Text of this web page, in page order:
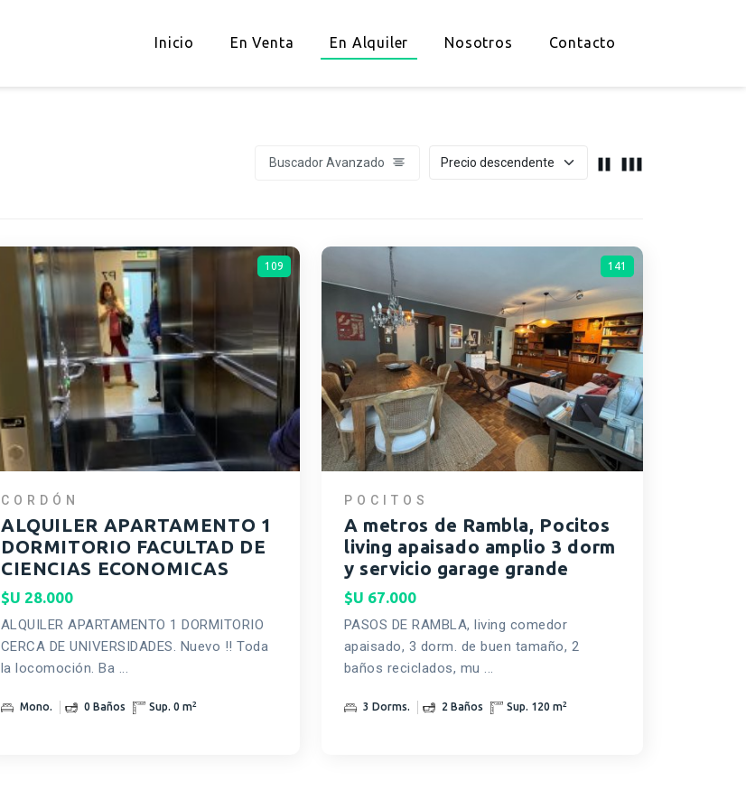
Inicio En Venta En Alquiler Nosotros Contacto
Buscador Avanzado
109
CORDÓN
ALQUILER APARTAMENTO 1
DORMITORIO FACULTAD DE
CIENCIAS ECONOMICAS
$U 28.000
ALQUILER APARTAMENTO 1 DORMITORIO
CERCA DE UNIVERSIDADES. Nuevo !! Toda
la locomoción. Ba ...
Mono. 0 Baños Sup. 0 m2
141
POCITOS
A metros de Rambla, Pocitos
living apaisado amplio 3 dorm
y servicio garage grande
$U 67.000
PASOS DE RAMBLA, living comedor
apaisado, 3 dorm. de buen tamaño, 2
baños reciclados, mu ...
3 Dorms. 2 Baños Sup. 120 m2